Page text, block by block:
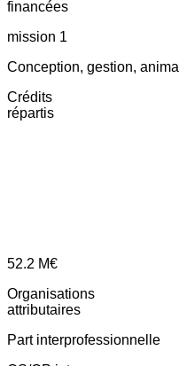
financées
mission 1
Conception, gestion,
Crédits
répartis
52.2 M€
Organisations
attributaires
Part interprofessionnelle